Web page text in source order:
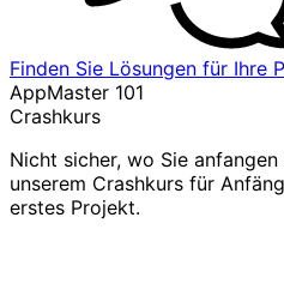
Finden Sie Lösungen für Ihre
AppMaster 101
Crashkurs
Nicht sicher, wo Sie
unserem Crashkurs für
erstes Projekt.